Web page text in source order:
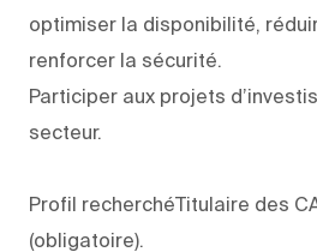
optimiser la disponibilité,
renforcer la sécurité.
Participer aux projets
secteur.
Profil recherchéTitulaire des
(obligatoire).